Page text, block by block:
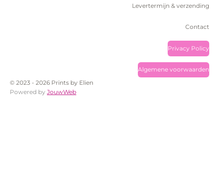
Levertermijn & verzending
Contact
Privacy Policy
Algemene voorwaarden
© 2023 - 2026 Prints by Elien
Powered by JouwWeb